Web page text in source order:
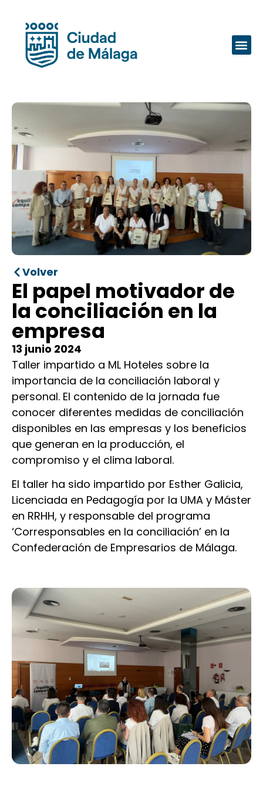
Volver
El papel motivador de
la conciliación en la
empresa
13 junio 2024
Taller impartido a ML Hoteles sobre la
importancia de la conciliación laboral y
personal. El contenido de la jornada fue
conocer diferentes medidas de conciliación
disponibles en las empresas y los beneficios
que generan en la producción, el
compromiso y el clima laboral.
El taller ha sido impartido por Esther Galicia,
Licenciada en Pedagogía por la UMA y Máster
en RRHH, y responsable del programa
‘Corresponsables en la conciliación’ en la
Confederación de Empresarios de Málaga.